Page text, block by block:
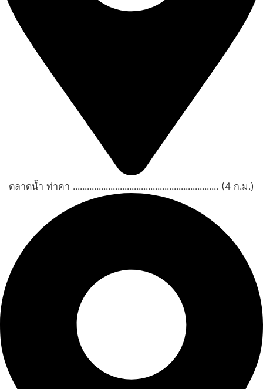
ตลาดน้ำ ท่าคา .............................................................. (4 ก.ม.)